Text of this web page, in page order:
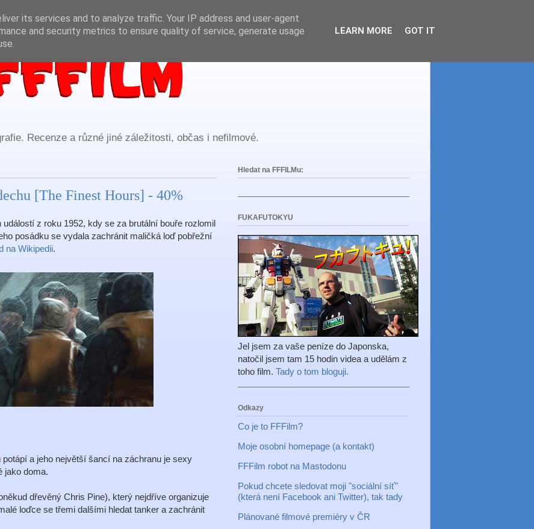
Recenze a různé jiné záležitosti, občas i nefilmové.
[The Finest Hours] - 40%
z roku 1952, kdy se za brutální bouře rozlomil
posádku se vydala zachránit maličká loď pobřežní
na Wikipedii.
a jeho největší šancí na záchranu je sexy
jako doma.
dřevěný Chris Pine), který nejdříve organizuje
loďce se třemi dalšími hledat tanker a zachránit
Hledat na FFFILMu:
FUKAFUTOKYU
Jel jsem za vaše peníze do Japonska,
natočil jsem tam 15 hodin videa a udělám z
toho film. Tady o tom bloguji.
Odkazy
Co je to FFFilm?
Moje osobní homepage (a kontakt)
FFFilm robot na Mastodonu
Pokud chcete sledovat moji "sociální síť"
(která není Facebook ani Twitter), tak tady
Plánované filmové premiéry v ČR
its services and to analyze traffic. Your IP address and user-agent
and security metrics to ensure quality of service, generate usage
LEARN MORE GOT IT